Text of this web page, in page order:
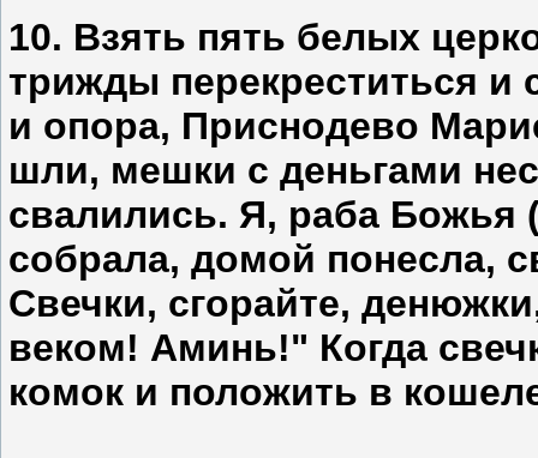
10. Взять пять белых
трижды перекреститься и
и опора, Приснодево
шли, мешки с деньгами
свалились. Я, раба Божья
собрала, домой понесла,
Свечки, сгорайте,
веком! Аминь!" Когда
комок и положить в